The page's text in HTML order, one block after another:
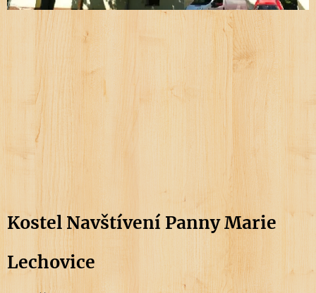
Kostel Navštívení Panny Marie
Lechovice